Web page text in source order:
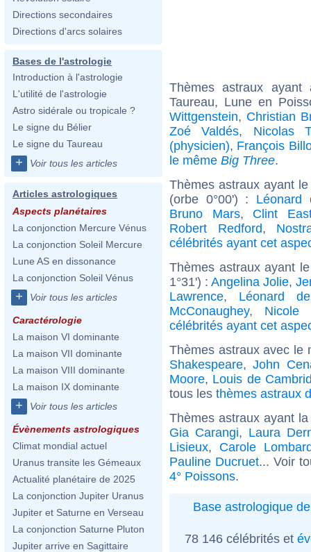
Directions secondaires
Directions d'arcs solaires
Bases de l'astrologie
Introduction à l'astrologie
L'utilité de l'astrologie
Astro sidérale ou tropicale ?
Le signe du Bélier
Le signe du Taureau
+ Voir tous les articles
Articles astrologiques
Aspects planétaires
La conjonction Mercure Vénus
La conjonction Soleil Mercure
Lune AS en dissonance
La conjonction Soleil Vénus
+ Voir tous les articles
Caractérologie
La maison VI dominante
La maison VII dominante
La maison VIII dominante
La maison IX dominante
+ Voir tous les articles
Évènements astrologiques
Climat mondial actuel
Uranus transite les Gémeaux
Actualité planétaire de 2025
La conjonction Jupiter Uranus
Jupiter et Saturne en Verseau
La conjonction Saturne Pluton
Jupiter arrive en Sagittaire
Thèmes astraux
Taureau, Lune en
Wittgenstein, Christian
Zoé Valdés, Nicolas
(physicien), François
le même Big Three.
Thèmes astraux ayant
(orbe 0°00') : Léonard
Bruno Mars, Clint
Robert Redford,
célébrités ayant cet
Thèmes astraux ayant
1°31') : Angelina Jolie,
Lawrence, Léonard
McConaughey, Nicole
célébrités ayant cet
Thèmes astraux avec le
Shakespeare,John
Moore, Louis de
tous les thèmes astraux
Thèmes astraux ayant
Gia Carangi, Laura
Lisieux, Carole
Pauline Ducruet... Voir
4° Poissons.
Base astrologique
78 146 célébrités et